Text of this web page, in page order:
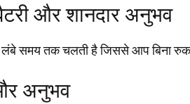
और शानदार अनुभव
तक चलती है जिससे आप बिना रुकावट
अनुभव